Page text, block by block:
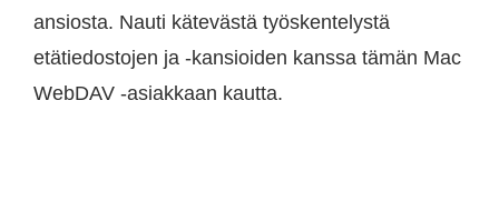
ansiosta. Nauti kätevästä työskentelystä
etätiedostojen ja -kansioiden kanssa tämän Mac
WebDAV -asiakkaan kautta.